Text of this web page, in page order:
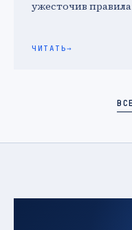
ужесточив
ЧИТАТЬ→